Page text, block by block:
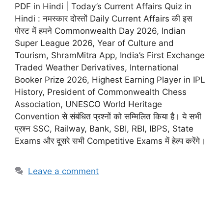
PDF in Hindi | Today’s Current Affairs Quiz in
Hindi : नमस्कार दोस्तों Daily Current Affairs की इस
पोस्ट में हमने Commonwealth Day 2026, Indian
Super League 2026, Year of Culture and
Tourism, ShramMitra App, India’s First Exchange
Traded Weather Derivatives, International
Booker Prize 2026, Highest Earning Player in IPL
History, President of Commonwealth Chess
Association, UNESCO World Heritage
Convention से संबंधित प्रश्नों को सम्मिलित किया है। ये सभी
प्रश्न SSC, Railway, Bank, SBI, RBI, IBPS, State
Exams और दूसरे सभी Competitive Exams में हेल्प करेंगे।
Leave a comment